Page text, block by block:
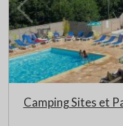
Camping Sites et